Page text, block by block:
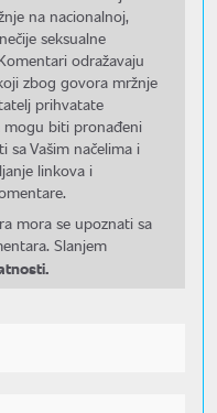
na nacionalnoj,
seksualne
odražavaju
zbog govora mržnje
prihvatate
biti pronađeni
Vašim načelima i
linkova i
mora se upoznati sa
Slanjem